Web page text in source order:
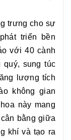
trưng cho sự
triển bền
với 40 cành
sung túc
lượng tích
không gian
này mang
bằng giữa
khí và tạo ra